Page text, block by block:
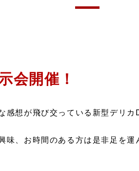
会開催！
感想が飛び交っている新型デリ
、お時間のある方は是非足を運